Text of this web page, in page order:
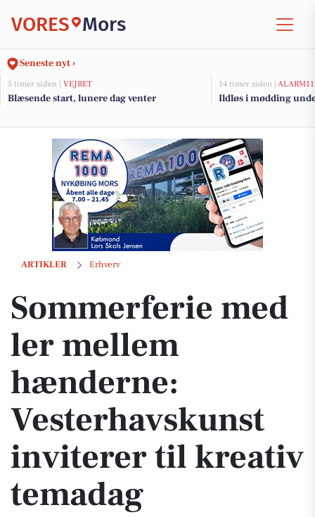
VORES Mors
Seneste nyt ›
5 timer siden | VEJRET
Blæsende start, lunere dag venter
14 timer siden |
Ildløs i mødding
ARTIKLER Erhverv
Sommerferie med ler mellem hænderne: Vesterhavskunst inviterer
Sommerferie med
ler mellem
hænderne:
Vesterhavskunst
inviterer til kreativ
temadag